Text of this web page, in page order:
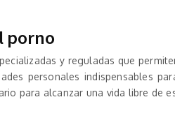
porno
y reguladas que
personales indispensables
para alcanzar una vida libre de